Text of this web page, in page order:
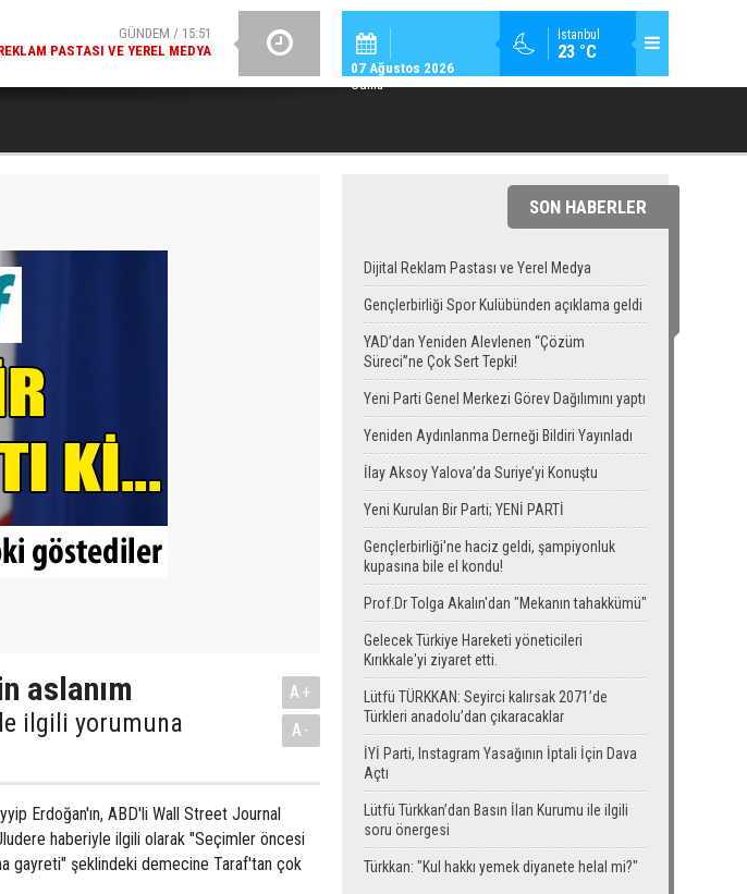
İstanbul
23 °C
07 Ağustos 2026
Cuma
GÜNDEM / 15:51
PASTASI VE YEREL MEDYA
GENÇLERBIRLIĞI SPOR KULÜBÜNDEN AÇIKLAMA
aslanım
ilgili yorumuna
A+
A-
Erdoğan'ın, ABD'li Wall Street Journal
haberiyle ilgili olarak "Seçimler öncesi
gayreti" şeklindeki demecine Taraf'tan çok
SON HABERLER
Dijital Reklam Pastası ve Yerel Medya
Gençlerbirliği Spor Kulübünden açıklama geldi
YAD’dan Yeniden Alevlenen “Çözüm
Süreci”ne Çok Sert Tepki!
Yeni Parti Genel Merkezi Görev Dağılımını yaptı
Yeniden Aydınlanma Derneği Bildiri Yayınladı
İlay Aksoy Yalova’da Suriye’yi Konuştu
Yeni Kurulan Bir Parti; YENİ PARTİ
Gençlerbirliği'ne haciz geldi, şampiyonluk
kupasına bile el kondu!
Prof.Dr Tolga Akalın'dan "Mekanın tahakkümü"
Gelecek Türkiye Hareketi yöneticileri
Kırıkkale'yi ziyaret etti.
Lütfü TÜRKKAN: Seyirci kalırsak 2071’de
Türkleri anadolu’dan çıkaracaklar
İYİ Parti, Instagram Yasağının İptali İçin Dava
Açtı
Lütfü Türkkan’dan Basın İlan Kurumu ile ilgili
soru önergesi
Türkkan: "Kul hakkı yemek diyanete helal mi?"